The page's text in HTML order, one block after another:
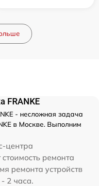
FRANKE
- несложная задача
в Москве. Выполним
центра
ремонта
ремонта устройств
2 часа.